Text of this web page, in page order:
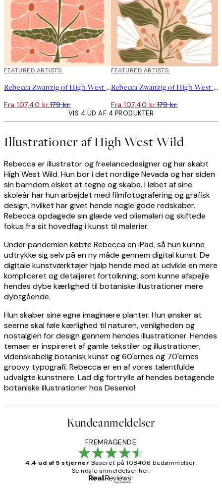
40%*
FEATURED ARTISTS
Rebecca Zwanzig of High West Wild - Franny Plakat
Fra 107,40 kr.179 kr.
40%*
FEATURED ARTISTS
Rebecca Zwanzig of High West Wild - Maeve Plakat
Fra 107,40 kr.179 kr.
VIS 4 UD AF 4 PRODUKTER
Illustrationer af High West Wild
Rebecca er illustrator og freelancedesigner og har skabt
High West Wild. Hun bor i det nordlige Nevada og har siden
sin barndom elsket at tegne og skabe. I løbet af sine
skoleår har hun arbejdet med filmfotografering og grafisk
design, hvilket har givet hende nogle gode redskaber.
Rebecca opdagede sin glæde ved oliemaleri og skiftede
fokus fra sit hovedfag i kunst til malerier.
Under pandemien købte Rebecca en iPad, så hun kunne
udtrykke sig selv på en ny måde gennem digital kunst. De
digitale kunstværktøjer hjalp hende med at udvikle en mere
kompliceret og detaljeret fortolkning, som kunne afspejle
hendes dybe kærlighed til botaniske illustrationer mere
dybtgående.
Hun skaber sine egne imaginære planter. Hun ønsker at
seerne skal føle kærlighed til naturen, venligheden og
nostalgien for design gennem hendes illustrationer. Hendes
temaer er inspireret af gamle tekstiler og illustrationer,
videnskabelig botanisk kunst og 60'ernes og 70'ernes
groovy typografi. Rebecca er en af vores talentfulde
udvalgte kunstnere. Lad dig fortrylle af hendes betagende
botaniske illustrationer hos Desenio!
Kundeanmeldelser
FREMRAGENDE
4.4 ud af 5 stjerner Baseret på 108406 bedømmelser.
Se nogle anmeldelser her.